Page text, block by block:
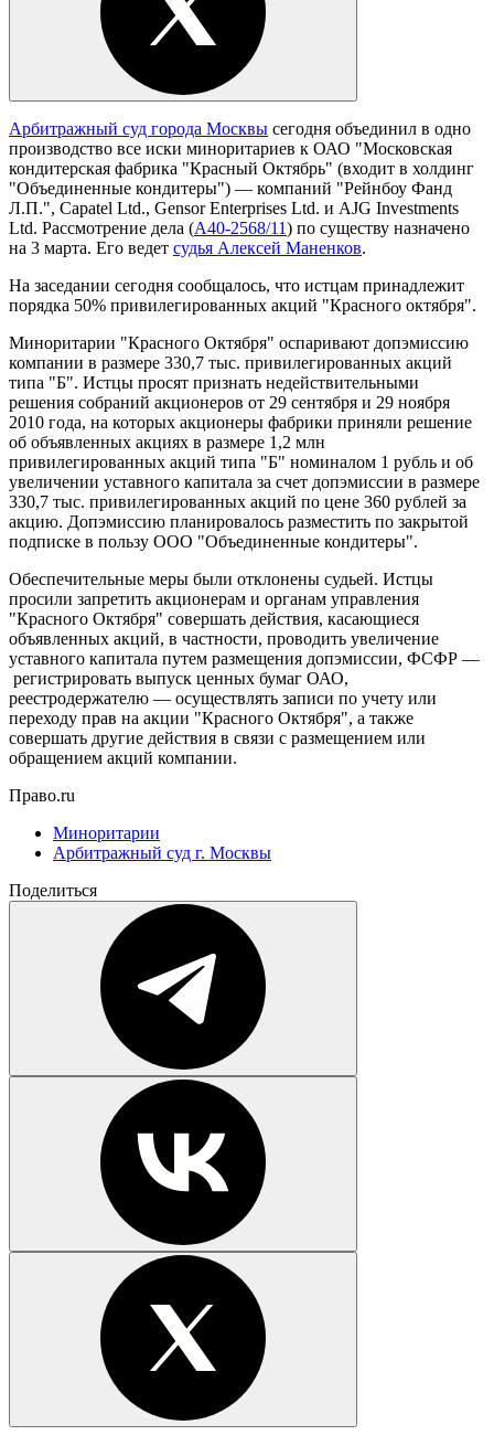
Арбитражный суд города Москвы сегодня объединил в одно
производство все иски миноритариев к ОАО "Московская
кондитерская фабрика "Красный Октябрь" (входит в холдинг
"Объединенные кондитеры") — компаний "Рейнбоу Фанд
Л.П.", Capatel Ltd., Gensor Enterprises Ltd. и AJG Investments
Ltd. Рассмотрение дела (А40-2568/11) по существу назначено
на 3 марта. Его ведет судья Алексей Маненков.
На заседании сегодня сообщалось, что истцам принадлежит
порядка 50% привилегированных акций "Красного октября".
Миноритарии "Красного Октября" оспаривают допэмиссию
компании в размере 330,7 тыс. привилегированных акций
типа "Б". Истцы просят признать недействительными
решения собраний акционеров от 29 сентября и 29 ноября
2010 года, на которых акционеры фабрики приняли решение
об объявленных акциях в размере 1,2 млн
привилегированных акций типа "Б" номиналом 1 рубль и об
увеличении уставного капитала за счет допэмиссии в размере
330,7 тыс. привилегированных акций по цене 360 рублей за
акцию. Допэмиссию планировалось разместить по закрытой
подписке в пользу ООО "Объединенные кондитеры".
Обеспечительные меры были отклонены судьей. Истцы
просили запретить акционерам и органам управления
"Красного Октября" совершать действия, касающиеся
объявленных акций, в частности, проводить увеличение
уставного капитала путем размещения допэмиссии, ФСФР —
регистрировать выпуск ценных бумаг ОАО,
реестродержателю — осуществлять записи по учету или
переходу прав на акции "Красного Октября", а также
совершать другие действия в связи с размещением или
обращением акций компании.
Право.ru
Миноритарии
Арбитражный суд г. Москвы
Поделиться